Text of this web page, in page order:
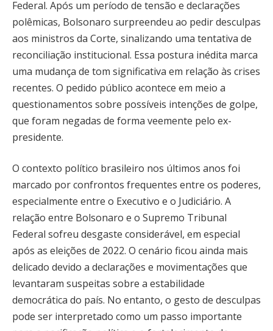
Federal. Após um período de tensão e declarações
polêmicas, Bolsonaro surpreendeu ao pedir desculpas
aos ministros da Corte, sinalizando uma tentativa de
reconciliação institucional. Essa postura inédita marca
uma mudança de tom significativa em relação às crises
recentes. O pedido público acontece em meio a
questionamentos sobre possíveis intenções de golpe,
que foram negadas de forma veemente pelo ex-
presidente.
O contexto político brasileiro nos últimos anos foi
marcado por confrontos frequentes entre os poderes,
especialmente entre o Executivo e o Judiciário. A
relação entre Bolsonaro e o Supremo Tribunal
Federal sofreu desgaste considerável, em especial
após as eleições de 2022. O cenário ficou ainda mais
delicado devido a declarações e movimentações que
levantaram suspeitas sobre a estabilidade
democrática do país. No entanto, o gesto de desculpas
pode ser interpretado como um passo importante